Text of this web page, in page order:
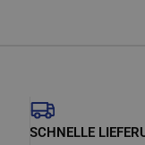
SCHNELLE